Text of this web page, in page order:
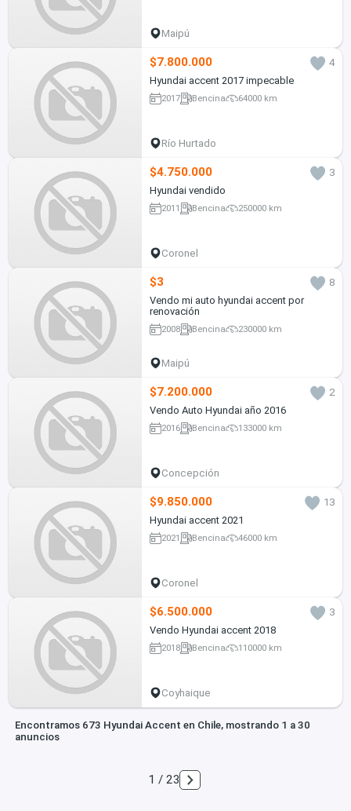
Maipú
$7.800.000
4
Hyundai accent 2017 impecable
2017 Bencina 64000 km
Río Hurtado
$4.750.000
3
Hyundai vendido
2011 Bencina 250000 km
Coronel
$3
8
Vendo mi auto hyundai accent por
renovación
2008 Bencina 230000 km
Maipú
$7.200.000
2
Vendo Auto Hyundai año 2016
2016 Bencina 133000 km
Concepción
$9.850.000
13
Hyundai accent 2021
2021 Bencina 46000 km
Coronel
$6.500.000
3
Vendo Hyundai accent 2018
2018 Bencina 110000 km
Coyhaique
Encontramos 673 Hyundai Accent en Chile, mostrando 1 a 30
anuncios
1 / 23